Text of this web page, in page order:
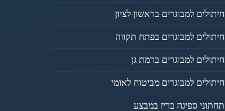
חיתולים למבוגרים בראשון לציון
חיתולים למבוגרים בפתח תקווה
חיתולים למבוגרים ברמת גן
חיתולים למבוגרים מביטוח לאומי
תחתוני ספיגה בריז במבצע